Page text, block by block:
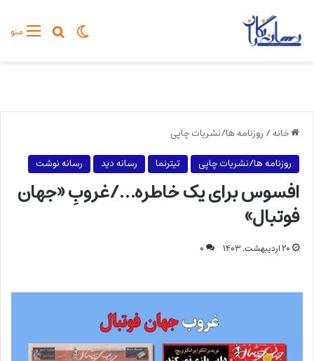
منوجستجو
تغییر پوسته
خانه/ روزنامه ها/نشریات چاپی
روزنامه ها/نشریات چاپی
تیترنما رسانه دید رسانه نوشت
افسوس برای یک خاطره…/غروبِ «جهان
فوتبال»
۲۰ اردیبهشت, ۱۴۰۳ ۰